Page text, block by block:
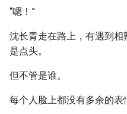
“嗯！”
沈长青走在路上，有遇到
是点头。
但不管是谁。
每个人脸上都没有多余的表